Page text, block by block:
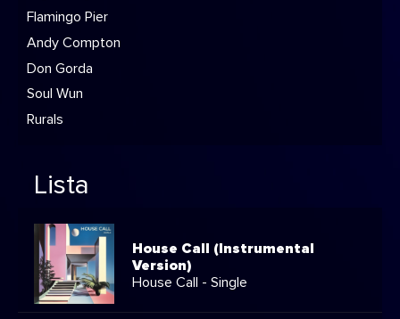
Flamingo Pier
Andy Compton
Don Gorda
Soul Wun
Rurals
Lista
House Call (Instrumental
Version)
House Call - Single